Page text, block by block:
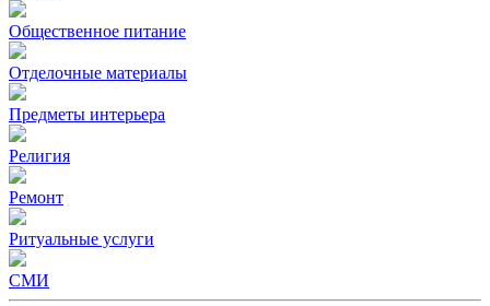
Общественное питание
Отделочные материалы
Предметы интерьера
Религия
Ремонт
Ритуальные услуги
СМИ